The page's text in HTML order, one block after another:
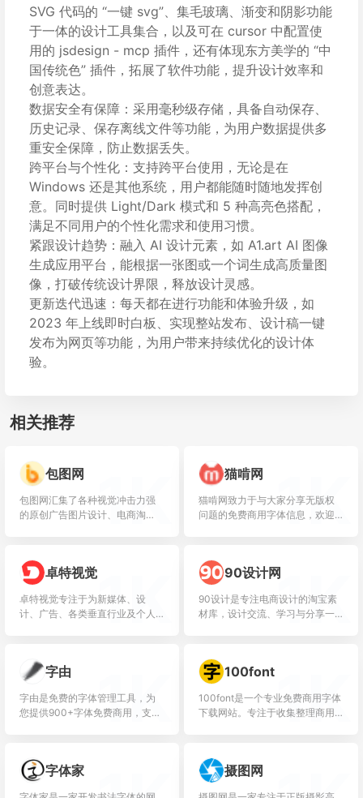
SVG 代码的 “一键 svg”、集毛玻璃、渐变和阴影功能
于一体的设计工具集合，以及可在 cursor 中配置使
用的 jsdesign - mcp 插件，还有体现东方美学的 “中
国传统色” 插件，拓展了软件功能，提升设计效率和
创意表达。
数据安全有保障：采用毫秒级存储，具备自动保存、
历史记录、保存离线文件等功能，为用户数据提供多
重安全保障，防止数据丢失。
跨平台与个性化：支持跨平台使用，无论是在
Windows 还是其他系统，用户都能随时随地发挥创
意。同时提供 Light/Dark 模式和 5 种高亮色搭配，
满足不同用户的个性化需求和使用习惯。
紧跟设计趋势：融入 AI 设计元素，如 A1.art AI 图像
生成应用平台，能根据一张图或一个词生成高质量图
像，打破传统设计界限，释放设计灵感。
更新迭代迅速：每天都在进行功能和体验升级，如
2023 年上线即时白板、实现整站发布、设计稿一键
发布为网页等功能，为用户带来持续优化的设计体
验。
相关推荐
包图网
包图网汇集了各种视觉冲击力强
的原创广告图片设计、电商淘
饰装修等素材，由顶尖的设计师
供稿，符...
1K 猫啃网
猫啃网致力于与大家分享无版权
问题的免费商用字体信息，欢迎
1K
卓特视觉
卓特视觉专注于为新媒体、设
计、广告、各类垂直行业及个人
清视频...
1K 90设计网
90设计是专注电商设计的淘宝素
材库，设计交流、学习与分享一
1K
字由
字由是免费的字体管理工具，为
您提供900+字体免费商用，支持
1K 100font
100font是一个专业免费商用字体
下载网站。专注于收集整理商用
用。
1K
字体家 摄图网